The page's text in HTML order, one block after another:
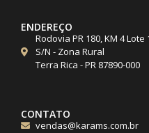
ENDEREÇO
Rodovia PR 180, KM 4 Lote
S/N - Zona Rural
Terra Rica - PR 87890-000
CONTATO
vendas@karams.com.br